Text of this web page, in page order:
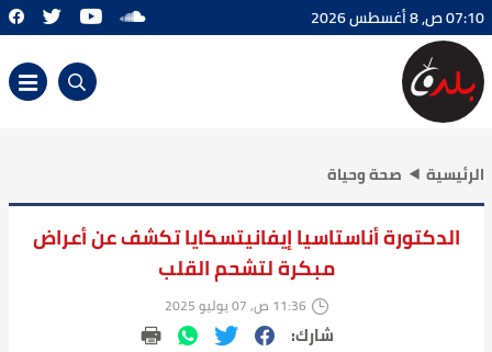
07:10 ص, 8 أغسطس 2026
الرئيسية صحة وحياة
الدكتورة أناستاسيا إيفانيتسكايا تكشف عن أعراض
مبكرة لتشحم القلب
11:36 ص, 07 يوليو 2025
شارك: